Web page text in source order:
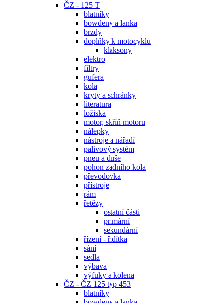
ČZ - 125 T
blatníky
bowdeny a lanka
brzdy
doplňky k motocyklu
klaksony
elektro
filtry
gufera
kola
kryty a schránky
literatura
ložiska
motor, skříň motoru
nálepky
nástroje a nářadí
palivový systém
pneu a duše
pohon zadního kola
převodovka
přístroje
rám
řetězy
ostatní části
primární
sekundární
řízení - řidítka
sání
sedla
výbava
výfuky a kolena
ČZ - ČZ 125 typ 453
blatníky